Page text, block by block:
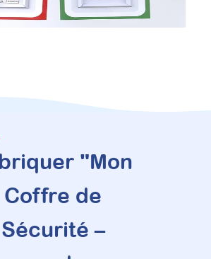
"Mon
Coffre de
Sécurité –